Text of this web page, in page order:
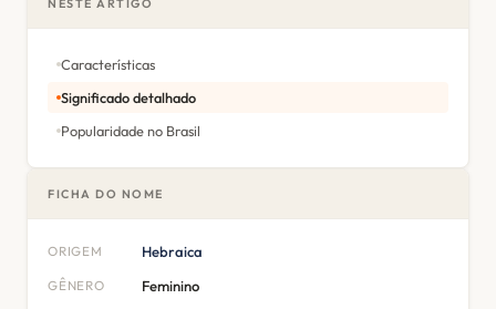
Características
Significado detalhado
Popularidade no Brasil
FICHA DO NOME
ORIGEM Hebraica
GÊNERO Feminino